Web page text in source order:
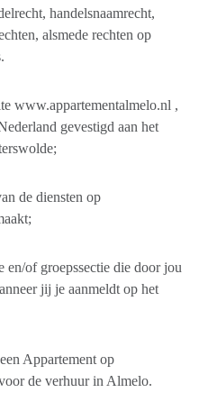
handelsnaamrecht,
alsmede rechten op
www.appartementalmelo.nl ,
gevestigd aan het
de diensten op
en/of groepssectie die door jou
jij je aanmeldt op het
Appartement op
de verhuur in Almelo.